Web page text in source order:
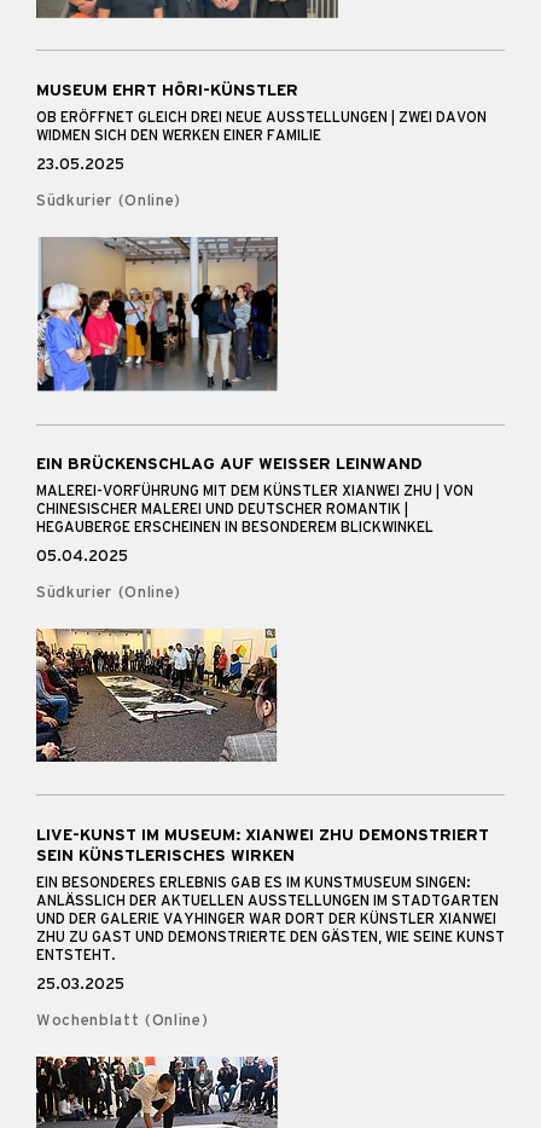
MUSEUM EHRT HÖRI-KÜNSTLER
OB ERÖFFNET GLEICH DREI NEUE AUSSTELLUNGEN | ZWEI DAVON
WIDMEN SICH DEN WERKEN EINER FAMILIE
23.05.2025
Südkurier (Online)
EIN BRÜCKENSCHLAG AUF WEISSER LEINWAND
MALEREI-VORFÜHRUNG MIT DEM KÜNSTLER XIANWEI ZHU | VON
CHINESISCHER MALEREI UND DEUTSCHER ROMANTIK |
HEGAUBERGE ERSCHEINEN IN BESONDEREM BLICKWINKEL
05.04.2025
Südkurier (Online)
LIVE-KUNST IM MUSEUM: XIANWEI ZHU DEMONSTRIERT
SEIN KÜNSTLERISCHES WIRKEN
EIN BESONDERES ERLEBNIS GAB ES IM KUNSTMUSEUM SINGEN:
ANLÄSSLICH DER AKTUELLEN AUSSTELLUNGEN IM STADTGARTEN
UND DER GALERIE VAYHINGER WAR DORT DER KÜNSTLER XIANWEI
ZHU ZU GAST UND DEMONSTRIERTE DEN GÄSTEN, WIE SEINE KUNST
ENTSTEHT.
25.03.2025
Wochenblatt (Online)